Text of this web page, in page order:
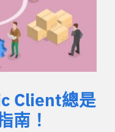
Client總是
南！